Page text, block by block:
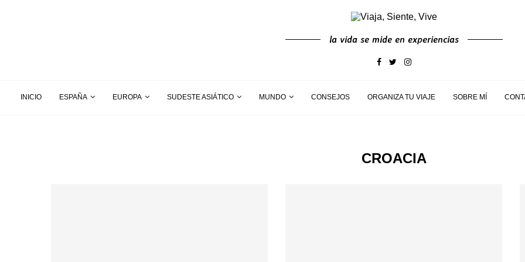
la vida se mide en experiencias
INICIO ESPAÑA EUROPA SUDESTE ASIÁTICO MUNDO CONSEJOS ORGANIZA TU VIAJE SOBRE MÍ
CROACIA